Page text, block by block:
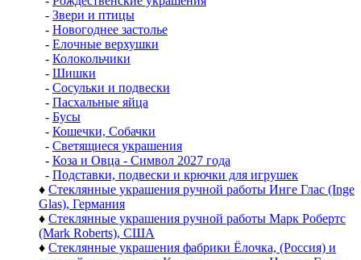
- Звери и птицы
- Новогоднее застолье
- Елочные верхушки
- Колокольчики
- Шишки
- Сосульки и подвески
- Пасхальные яйца
- Бусы
- Кошечки, Собачки
- Светящиеся украшения
- Коза и Овца - Символ 2027 года
- Подставки, подвески и крючки для игрушек
♦ Стеклянные украшения ручной работы Инге Глас (Inge
Glas), Германия
♦ Стеклянные украшения ручной работы Марк Робертс
(Mark Roberts), США
♦ Стеклянные украшения фабрики Ёлочка, (Россия) и